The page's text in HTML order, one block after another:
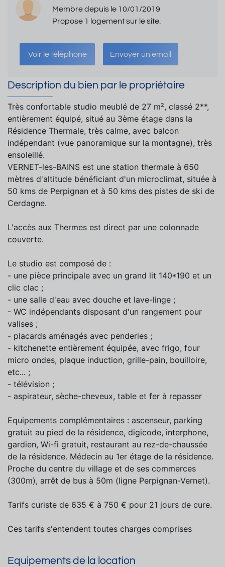
Membre depuis le 10/01/2019
Propose 1 logement sur le site.
Voir le téléphone Envoyer un email
Description du bien par le propriétaire
Très confortable studio meublé de 27 m², classé 2**,
entièrement équipé, situé au 3ème étage dans la
Résidence Thermale, très calme, avec balcon
indépendant (vue panoramique sur la montagne), très
ensoleillé.
VERNET-les-BAINS est une station thermale à 650
mètres d'altitude bénéficiant d'un microclimat, située à
50 kms de Perpignan et à 50 kms des pistes de ski de
Cerdagne.
L'accès aux Thermes est direct par une colonnade
couverte.
Le studio est composé de :
- une pièce principale avec un grand lit 140*190 et un
clic clac ;
- une salle d'eau avec douche et lave-linge ;
- WC indépendants disposant d'un rangement pour
valises ;
- placards aménagés avec penderies ;
- kitchenette entièrement équipée, avec frigo, four
micro ondes, plaque induction, grille-pain, bouilloire,
etc... ;
- télévision ;
- aspirateur, sèche-cheveux, table et fer à repasser
Equipements complémentaires : ascenseur, parking
gratuit au pied de la résidence, digicode, interphone,
gardien, Wi-fi gratuit, restaurant au rez-de-chaussée
de la résidence. Médecin au 1er étage de la résidence.
Proche du centre du village et de ses commerces
(300m), arrêt de bus à 50m (ligne Perpignan-Vernet).
Tarifs curiste de 635 € à 750 € pour 21 jours de cure.
Ces tarifs s'entendent toutes charges comprises
Equipements de la location